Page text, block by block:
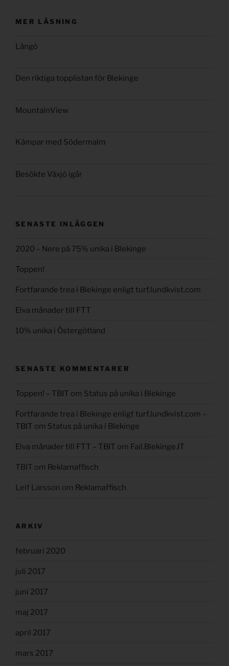
MER LÄSNING
Långö
Den riktiga topplistan för Blekinge
MountainView
Kämpar med Södermalm
Besökte Växjö igår
SENASTE INLÄGGEN
2020 – Nere på 75% unika i Blekinge
Toppen!
Fortfarande trea i Blekinge enligt turf.lundkvist.com
Elva månader till FTT
10% unika i Östergötland
SENASTE KOMMENTARER
Toppen! – TBIT om Status på unika i Blekinge
Fortfarande trea i Blekinge enligt turf.lundkvist.com –
TBIT om Status på unika i Blekinge
Elva månader till FTT – TBIT om Fail.Blekinge.IT
TBIT om Reklamaffisch
Leif Larsson om Reklamaffisch
ARKIV
februari 2020
juli 2017
juni 2017
maj 2017
april 2017
mars 2017